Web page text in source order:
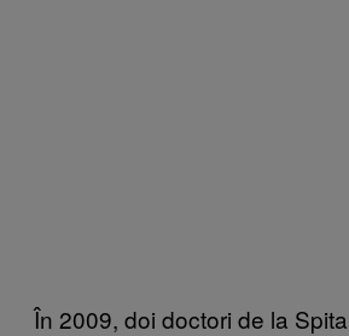
În 2009, doi doctori de la